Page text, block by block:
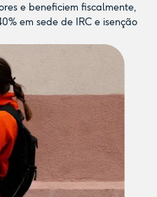
e beneficiem fiscalmente,
em sede de IRC e isenção